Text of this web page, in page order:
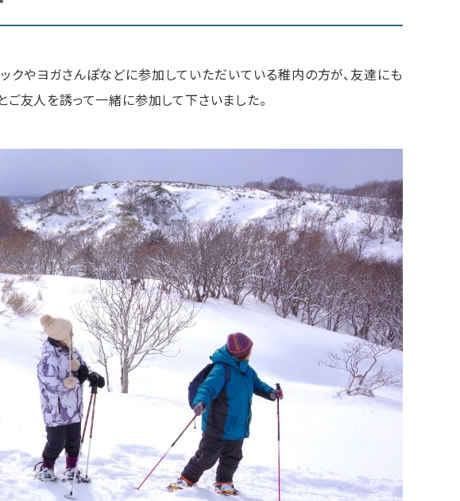
クやヨガさんぽなどに参加していただいている稚内の方が、友達にも
ご友人を誘って一緒に参加して下さいました。